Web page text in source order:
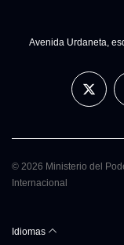
Avenida Urdaneta,
© 2026 Ministerio del
Internacional
Idiomas